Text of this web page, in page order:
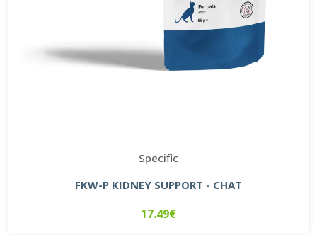
Specific
FKW-P KIDNEY SUPPORT - CHAT
17.49€